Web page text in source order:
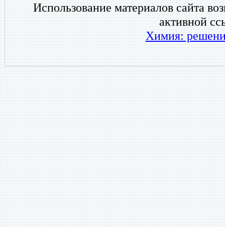
Использование материалов сайта
активной
Химия: